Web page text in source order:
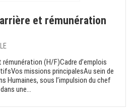
et rémunération
rémunération (H/F)Cadre d’emplois
missions principalesAu sein de
Humaines, sous l’impulsion du chef
une...